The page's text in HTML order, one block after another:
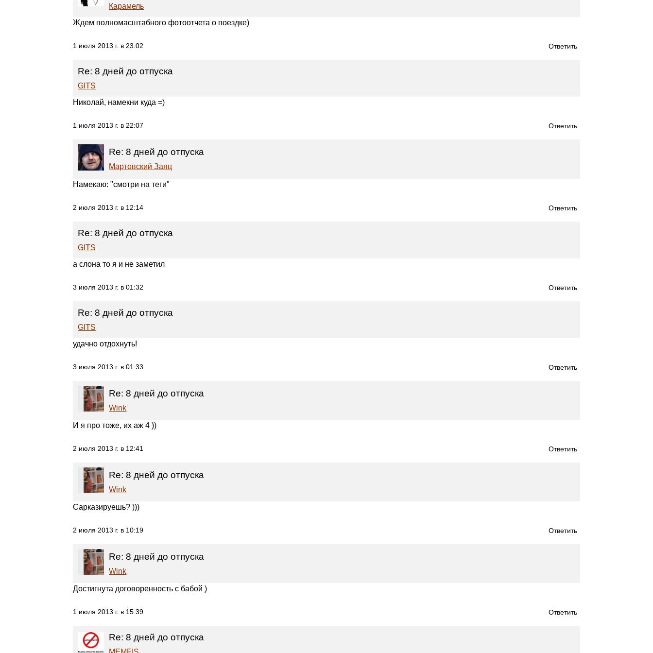
Карамель
Ждем полномасштабного фотоотчета о поездке)
Ответить
1 июля 2013 г. в 23:02
Re: 8 дней до отпуска
GITS
Николай, намекни куда =)
Ответить
1 июля 2013 г. в 22:07
Re: 8 дней до отпуска
Мартовский Заяц
Намекаю: "смотри на теги"
Ответить
2 июля 2013 г. в 12:14
Re: 8 дней до отпуска
GITS
а слона то я и не заметил
Ответить
3 июля 2013 г. в 01:32
Re: 8 дней до отпуска
GITS
удачно отдохнуть!
Ответить
3 июля 2013 г. в 01:33
Re: 8 дней до отпуска
Wink
И я про тоже, их аж 4 ))
Ответить
2 июля 2013 г. в 12:41
Re: 8 дней до отпуска
Wink
Сарказируешь? )))
Ответить
2 июля 2013 г. в 10:19
Re: 8 дней до отпуска
Wink
Достигнута договоренность с бабой )
Ответить
1 июля 2013 г. в 15:39
Re: 8 дней до отпуска